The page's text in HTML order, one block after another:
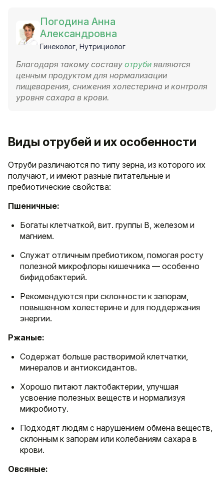
Погодина Анна
Александровна
Гинеколог, Нутрициолог
Благодаря такому составу отруби являются
ценным продуктом для нормализации
пищеварения, снижения холестерина и контроля
уровня сахара в крови.
Виды отрубей и их особенности
Отруби различаются по типу зерна, из которого их
получают, и имеют разные питательные и
пребиотические свойства:
Пшеничные:
Богаты клетчаткой, вит. группы B, железом и
магнием.
Служат отличным пребиотиком, помогая росту
полезной микрофлоры кишечника — особенно
бифидобактерий.
Рекомендуются при склонности к запорам,
повышенном холестерине и для поддержания
энергии.
Ржаные:
Содержат больше растворимой клетчатки,
минералов и антиоксидантов.
Хорошо питают лактобактерии, улучшая
усвоение полезных веществ и нормализуя
микробиоту.
Подходят людям с нарушением обмена веществ,
склонным к запорам или колебаниям сахара в
крови.
Овсяные: